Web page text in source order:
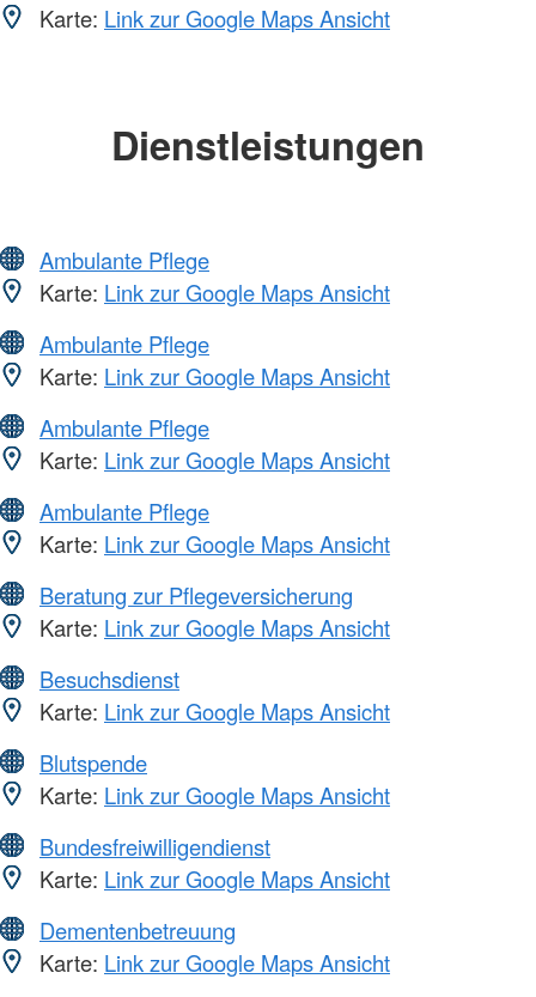
Karte: Link zur Google Maps Ansicht
Dienstleistungen
Ambulante Pflege
Karte: Link zur Google Maps Ansicht
Ambulante Pflege
Karte: Link zur Google Maps Ansicht
Ambulante Pflege
Karte: Link zur Google Maps Ansicht
Ambulante Pflege
Karte: Link zur Google Maps Ansicht
Beratung zur Pflegeversicherung
Karte: Link zur Google Maps Ansicht
Besuchsdienst
Karte: Link zur Google Maps Ansicht
Blutspende
Karte: Link zur Google Maps Ansicht
Bundesfreiwilligendienst
Karte: Link zur Google Maps Ansicht
Dementenbetreuung
Karte: Link zur Google Maps Ansicht